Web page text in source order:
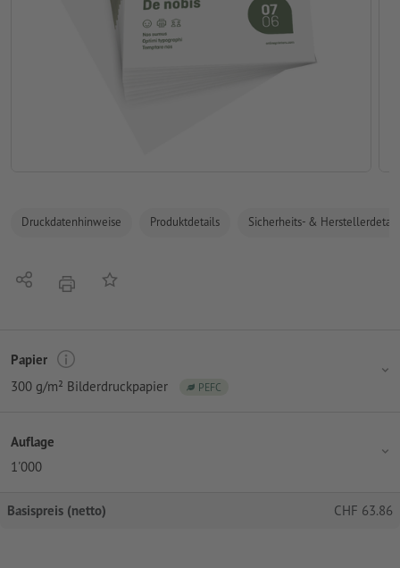
Druckdatenhinweise Produktdetails Sicherheits- &
Teilen DruckenAuf die Merkliste
Papier
300 g/m² Bilderdruckpapier
PEFC
Auflage
1'000
Basispreis (netto) CHF 63.86